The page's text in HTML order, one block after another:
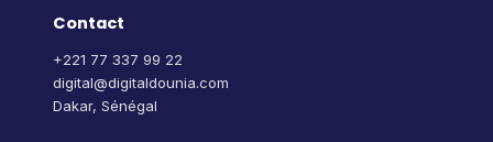
Contact
+221 77 337 99 22
digital@digitaldounia.com
Dakar, Sénégal